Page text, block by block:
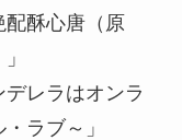
配酥心唐（原
レラはオンラ
ラブ～」